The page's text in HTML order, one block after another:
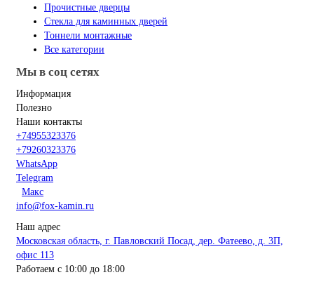
Прочистные дверцы
Стекла для каминных дверей
Тоннели монтажные
Все категории
Мы в соц сетях
Информация
Полезно
Наши контакты
+74955323376
+79260323376
WhatsApp
Telegram
Макс
info@fox-kamin.ru
Наш адрес
Московская область, г. Павловский Посад, дер. Фатеево, д. 3П,
офис 113
Работаем с 10:00 до 18:00